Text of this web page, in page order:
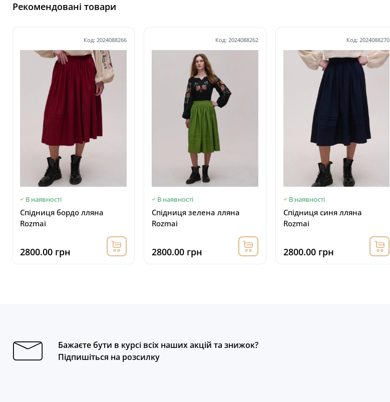
Рекомендовані товари
Код: 2024088266
В наявності
Спідниця бордо лляна
Rozmai
2800.00 грн
Код: 2024088262
В наявності
Спідниця зелена лляна
Rozmai
2800.00 грн
Код: 2024088270
В наявності
Спідниця синя лляна
Rozmai
2800.00 грн
Бажаєте бути в курсі всіх наших акцій та знижок?
Підпишіться на розсилку